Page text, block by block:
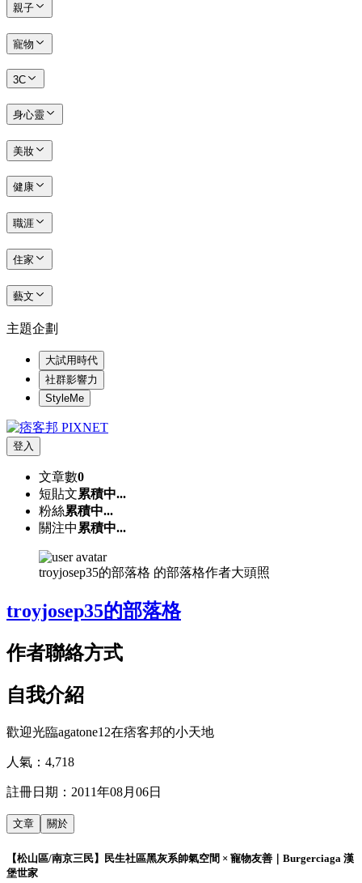
親子
寵物
3C
身心靈
美妝
健康
職涯
住家
藝文
主題企劃
大試用時代
社群影響力
StyleMe
登入
文章數0
短貼文累積中...
粉絲累積中...
關注中 累積中...
troyjosep35的部落格 的部落格作者大頭照
troyjosep35的部落格
作者聯絡方式
自我介紹
歡迎光臨agatone12在痞客邦的小天地
人氣： 4,718
註冊日期： 2011年08月06日
文章 關於
【松山區/南京三民】民生社區黑灰系帥氣空間 × 寵物友善｜Burgerciaga 漢
堡世家